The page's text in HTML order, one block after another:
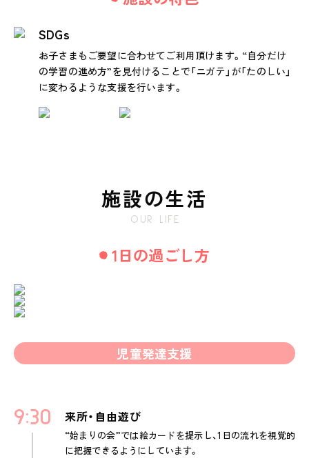
SDGs
お子さまもご要望に合わせてご利用頂けます。“自分だけ
の学習の進め方”を見付けることで「ニガテ」が「たのしい」
に変わるような支援を行います。
施設の生活
OUR LIFE
1日の過ごし方
児童発達支援
9 30 来所・自由遊び
“始まりの会”では絵カードを提示し、1日の流れを視覚的
に把握できるようにしています。